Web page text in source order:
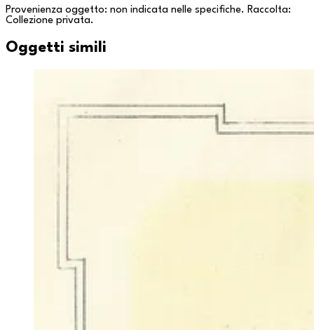
Provenienza oggetto: non indicata nelle specifiche. Raccolta:
Collezione privata.
Oggetti simili